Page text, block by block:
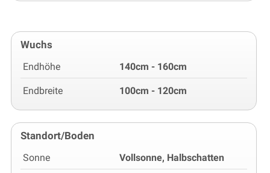
Wuchs
Endhöhe 140cm - 160cm
Endbreite 100cm - 120cm
Standort/Boden
Sonne Vollsonne, Halbschatten